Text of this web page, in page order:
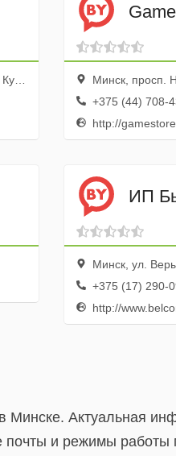
Минск, просп.
+375 (44) 708-
http://
ИП
Минск, ул.
+375 (17) 290-
http://
Минске. Актуальная
почты и режимы работы